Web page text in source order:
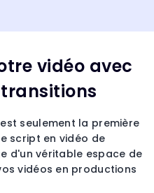
vidéo avec
seulement la première
script en vidéo de
d'un véritable espace de
vidéos en productions